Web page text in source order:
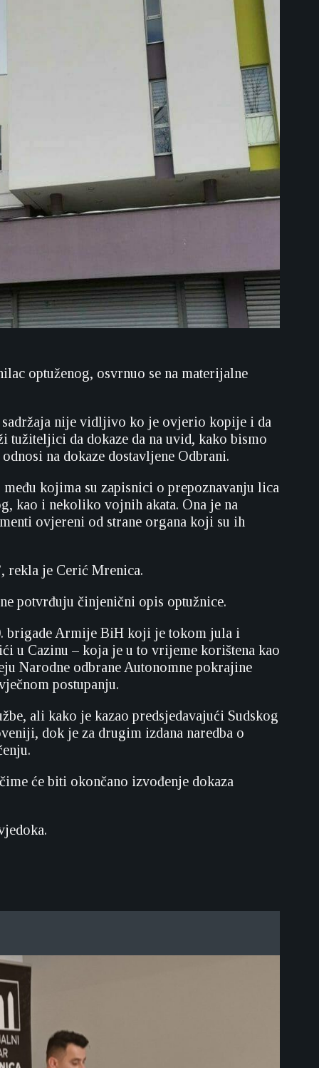
optuženog, osvrnuo se na materijalne
nije vidljivo ko je ovjerio kopije i da
tužiteljici da dokaze da na uvid, kako bismo
na dokaze dostavljene Odbrani.
kojima su zapisnici o prepoznavanju lica
kao i nekoliko vojnih akata. Ona je na
ovjereni od strane organa koji su ih
rekla je Cerić Mrenica.
potvrđuju činjenični opis optužnice.
brigade Armije BiH koji je tokom jula i
u Cazinu – koja je u to vrijeme korištena kao
Narodne odbrane Autonomne pokrajine
postupanju.
ali kako je kazao predsjedavajući Sudskog
dok je za drugim izdana naredba o
će biti okončano izvođenje dokaza